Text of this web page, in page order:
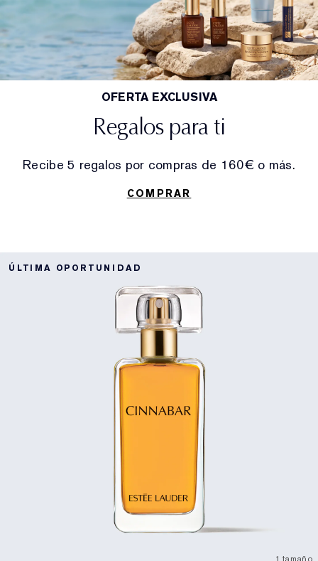
OFERTA EXCLUSIVA
Regalos para ti
Recibe 5 regalos por compras de 160€ o más.
COMPRAR
ÚLTIMA OPORTUNIDAD